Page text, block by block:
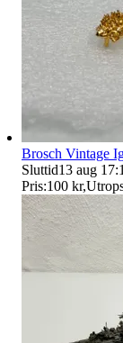
Brosch Vintage
Sluttid13 aug
Pris:100 kr,